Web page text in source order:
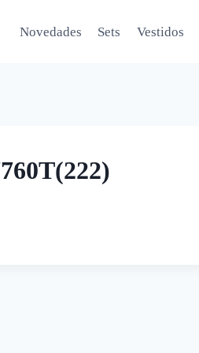
Novedades Sets Vestidos